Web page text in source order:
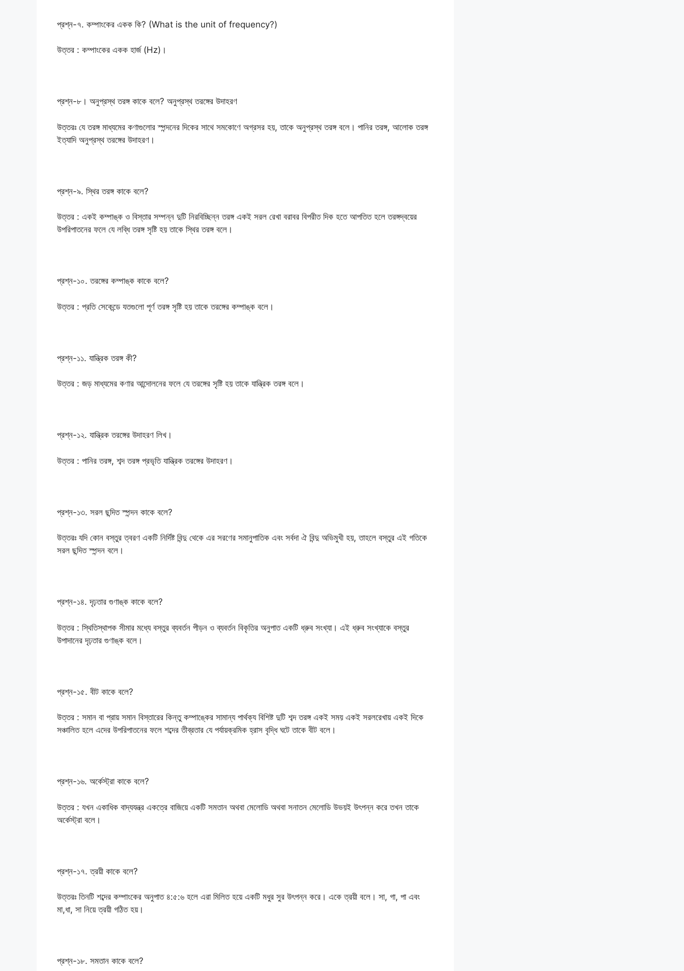
প্রশ্ন-৭. কম্পাংকের একক কি? (What is the unit of frequency?)
উত্তর : কম্পাংকের একক হার্জ (Hz)।
প্রশ্ন-৮। অনুপ্রস্থ তরঙ্গ কাকে বলে? অনুপ্রস্থ তরঙ্গের উদাহরণ
উত্তরঃ যে তরঙ্গ মাধ্যমের কণাগুলোর স্পন্দনের দিকের সাথে সমকোণে অগ্রসর হয়, তাকে অনুপ্রস্থ তরঙ্গ বলে। পানির তরঙ্গ, আলোক তরঙ্গ
ইত্যাদি অনুপ্রস্থ তরঙ্গের উদাহরণ।
প্রশ্ন-৯. স্থির তরঙ্গ কাকে বলে?
উত্তর : একই কম্পাঙ্ক ও বিস্তার সম্পন্ন দুটি নিরবিচ্ছিন্ন তরঙ্গ একই সরল রেখা বরাবর বিপরীত দিক হতে আপতিত হলে তরঙ্গদ্বয়ের
উপরিপাতনের ফলে যে লব্ধি তরঙ্গ সৃষ্টি হয় তাকে স্থির তরঙ্গ বলে।
প্রশ্ন-১০. তরঙ্গের কম্পাঙ্ক কাকে বলে?
উত্তর : প্রতি সেকেন্ডে যতগুলো পূর্ণ তরঙ্গ সৃষ্টি হয় তাকে তরঙ্গের কম্পাঙ্ক বলে।
প্রশ্ন-১১. যান্ত্রিক তরঙ্গ কী?
উত্তর : জড় মাধ্যমের কণার আন্দোলনের ফলে যে তরঙ্গের সৃষ্টি হয় তাকে যান্ত্রিক তরঙ্গ বলে।
প্রশ্ন-১২. যান্ত্রিক তরঙ্গের উদাহরণ লিখ।
উত্তর : পানির তরঙ্গ, শব্দ তরঙ্গ প্রভৃতি যান্ত্রিক তরঙ্গের উদাহরণ।
প্রশ্ন-১৩. সরল ছন্দিত স্পন্দন কাকে বলে?
উত্তরঃ যদি কোন বস্তুর ত্বরণ একটি নির্দিষ্ট বিন্দু থেকে এর সরণের সমানুপাতিক এবং সর্বদা ঐ বিন্দু অভিমুখী হয়, তাহলে বস্তুর এই গতিকে
সরল ছন্দিত স্পন্দন বলে।
প্রশ্ন-১৪. দৃঢ়তার গুণাঙ্ক কাকে বলে?
উত্তর : স্থিতিস্থাপক সীমার মধ্যে বস্তুর ব্যবর্তন পীড়ন ও ব্যবর্তন বিকৃতির অনুপাত একটি ধ্রুব সংখ্যা। এই ধ্রুব সংখ্যাকে বস্তুর
উপাদানের দৃঢ়তার গুণাঙ্ক বলে।
প্রশ্ন-১৫. বীট কাকে বলে?
উত্তর : সমান বা প্রায় সমান বিস্তারের কিন্তু কম্পাঙ্কের সামান্য পার্থক্য বিশিষ্ট দুটি শব্দ তরঙ্গ একই সময় একই সরলরেখায় একই দিকে
সঞ্চালিত হলে এদের উপরিপাতনের ফলে শব্দের তীব্রতার যে পর্যায়ক্রমিক হ্রাস বৃদ্ধি ঘটে তাকে বীট বলে।
প্রশ্ন-১৬. অর্কেস্ট্রা কাকে বলে?
উত্তর : যখন একাধিক বাদ্যযন্ত্র একত্রে বাজিয়ে একটি সমতান অথবা মেলোডি অথবা সনাতন মেলোডি উভয়ই উৎপন্ন করে তখন তাকে
অর্কেস্ট্রা বলে।
প্রশ্ন-১৭. ত্রয়ী কাকে বলে?
উত্তরঃ তিনটি শব্দের কম্পাংকের অনুপাত ৪:৫:৬ হলে এরা মিলিত হয়ে একটি মধুর সুর উৎপন্ন করে। একে ত্রয়ী বলে। সা, গা, পা এবং
মা,ধা, সা নিয়ে ত্রয়ী গঠিত হয়।
প্রশ্ন-১৮. সমতান কাকে বলে?